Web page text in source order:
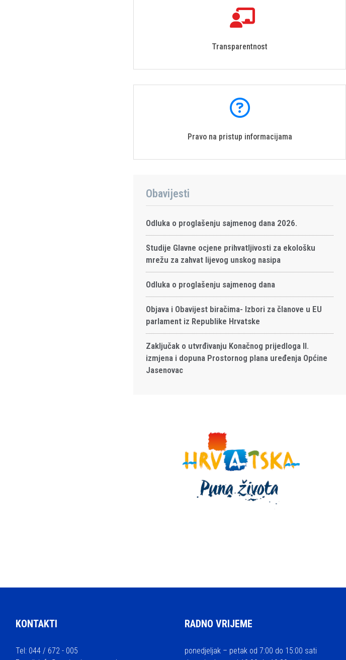
Transparentnost
Pravo na pristup informacijama
Obavijesti
Odluka o proglašenju sajmenog dana 2026.
Studije Glavne ocjene prihvatljivosti za ekološku
mrežu za zahvat lijevog unskog nasipa
Odluka o proglašenju sajmenog dana
Objava i Obavijest biračima- Izbori za članove u EU
parlament iz Republike Hrvatske
Zaključak o utvrđivanju Konačnog prijedloga II.
izmjena i dopuna Prostornog plana uređenja Općine
Jasenovac
KONTAKTI
Tel: 044 / 672 - 005
RADNO VRIJEME
ponedjeljak – petak od 7:00 do 15:00 sati